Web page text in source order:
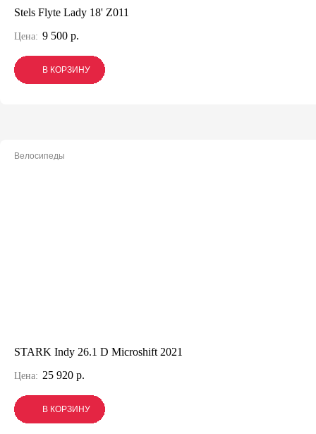
Stels Flyte Lady 18' Z011
Цена: 9 500 р.
В КОРЗИНУ
В КОРЗИНУ
В КОРЗИНУ
Велосипеды
STARK Indy 26.1 D Microshift 2021
Цена: 25 920 р.
В КОРЗИНУ
В КОРЗИНУ
В КОРЗИНУ